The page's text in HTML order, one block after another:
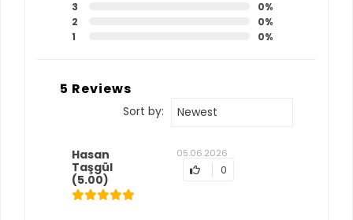
3
0%
2
0%
1
0%
5 Reviews
Sort by: Newest
Hasan
Taşgül
(5.00)
05.06.2026
0